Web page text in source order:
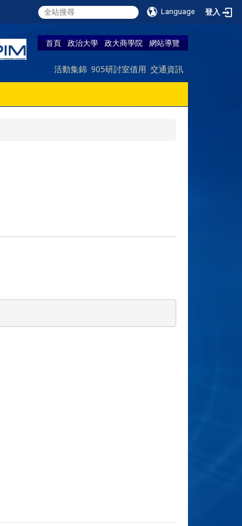
Language 登入
首頁 政治大學 政大商學院 網站導覽
活動集錦 905研討室借用 交通資訊